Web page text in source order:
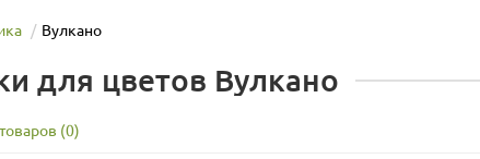
Вулкано
для цветов Вулкано
(0)